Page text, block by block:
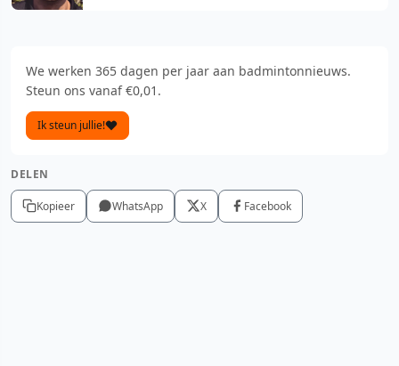
We werken 365 dagen per jaar aan badmintonnieuws.
Steun ons vanaf €0,01.
Ik steun jullie!
DELEN
Kopieer WhatsApp X Facebook